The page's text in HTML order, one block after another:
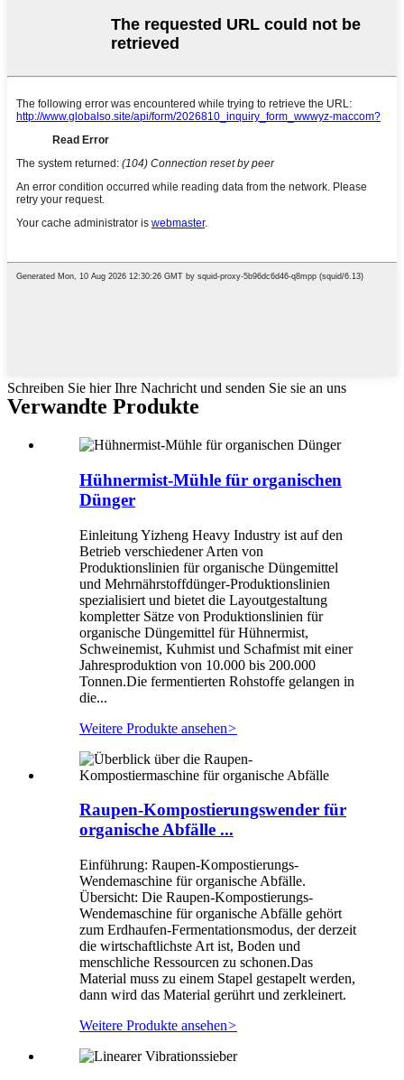
Schreiben Sie hier Ihre Nachricht und senden Sie sie an uns
Verwandte Produkte
Hühnermist-Mühle für organischen
Dünger
Einleitung Yizheng Heavy Industry ist auf den
Betrieb verschiedener Arten von
Produktionslinien für organische Düngemittel
und Mehrnährstoffdünger-Produktionslinien
spezialisiert und bietet die Layoutgestaltung
kompletter Sätze von Produktionslinien für
organische Düngemittel für Hühnermist,
Schweinemist, Kuhmist und Schafmist mit einer
Jahresproduktion von 10.000 bis 200.000
Tonnen.Die fermentierten Rohstoffe gelangen in
die...
Weitere Produkte ansehen>
Raupen-Kompostierungswender für
organische Abfälle ...
Einführung: Raupen-Kompostierungs-
Wendemaschine für organische Abfälle.
Übersicht: Die Raupen-Kompostierungs-
Wendemaschine für organische Abfälle gehört
zum Erdhaufen-Fermentationsmodus, der derzeit
die wirtschaftlichste Art ist, Boden und
menschliche Ressourcen zu schonen.Das
Material muss zu einem Stapel gestapelt werden,
dann wird das Material gerührt und zerkleinert.
Weitere Produkte ansehen>